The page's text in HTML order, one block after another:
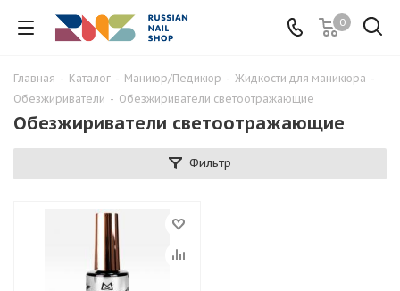
0
Главная - Каталог - Маниюр/Педикюр - Жидкости для маникюра -
Обезжириватели - Обезжириватели светоотражающие
Обезжириватели светоотражающие
Фильтр